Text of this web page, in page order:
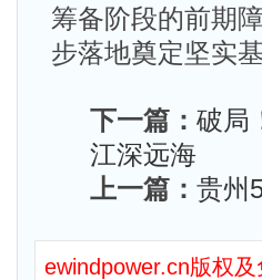
筹备阶段的前期
步落地奠定坚实基
下一篇： 破局
江深远海
上一篇： 贵州
ewindpower.cn版权及